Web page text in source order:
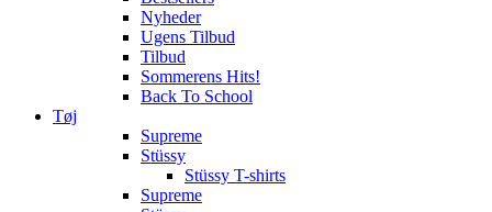
Nyheder
Ugens Tilbud
Tilbud
Sommerens Hits!
Back To School
Tøj
Supreme
Stüssy
Stüssy T-shirts
Supreme